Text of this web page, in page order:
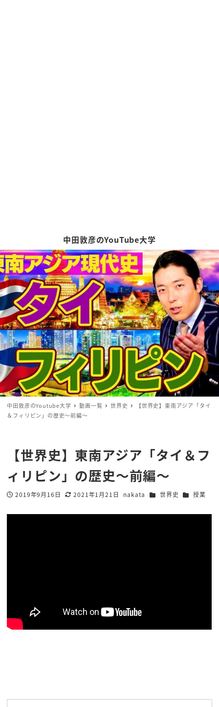
中田敦彦のYouTube大学
中田敦彦のYoutube大学 動画一覧 世界史
【世界史】東南アジア「タイ
＆フィリピン」の歴史〜前編〜
【世界史】東南アジア「タイ＆フ
ィリピン」の歴史〜前編〜
投稿日
2019年9月16日
更新日
2021年1月21日
著
nakata カテゴリー
世界史 カテゴリー
授業